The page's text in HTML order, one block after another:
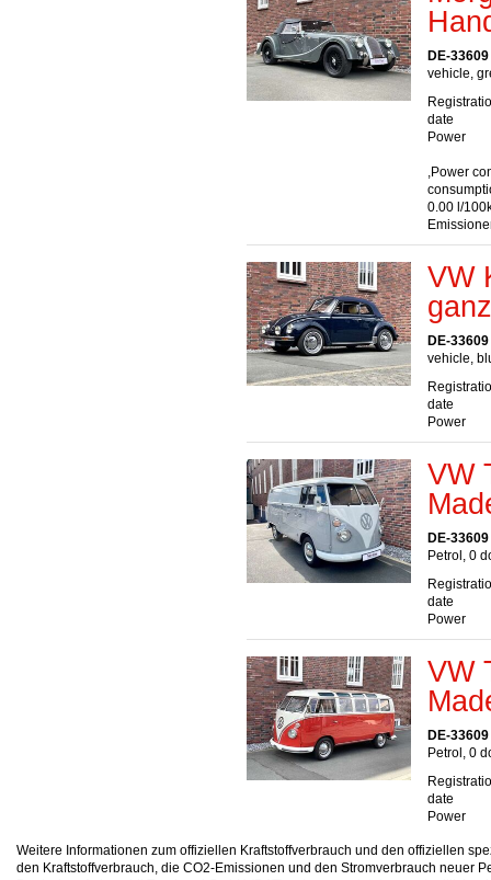
DE-
vehicle,
date
Power
,Power
0.00 l/
VW
DE-
vehicle,
date
Power
VW
DE-
Petrol, 0
date
Power
VW
DE-
Petrol, 0
date
Power
Weitere Informationen zum offiziellen Kraftstoffverbrauch und den offiziellen
den Kraftstoffverbrauch, die CO2-Emissionen und den Stromverbrauch neuer